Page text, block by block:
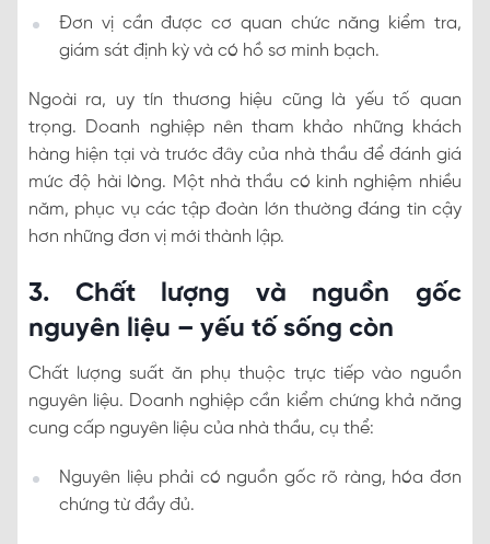
Đơn vị cần được cơ quan chức năng kiểm tra,
giám sát định kỳ và có hồ sơ minh bạch.
Ngoài ra, uy tín thương hiệu cũng là yếu tố quan
trọng. Doanh nghiệp nên tham khảo những khách
hàng hiện tại và trước đây của nhà thầu để đánh giá
mức độ hài lòng. Một nhà thầu có kinh nghiệm nhiều
năm, phục vụ các tập đoàn lớn thường đáng tin cậy
hơn những đơn vị mới thành lập.
3. Chất lượng và nguồn gốc
nguyên liệu – yếu tố sống còn
Chất lượng suất ăn phụ thuộc trực tiếp vào nguồn
nguyên liệu. Doanh nghiệp cần kiểm chứng khả năng
cung cấp nguyên liệu của nhà thầu, cụ thể:
Nguyên liệu phải có nguồn gốc rõ ràng, hóa đơn
chứng từ đầy đủ.